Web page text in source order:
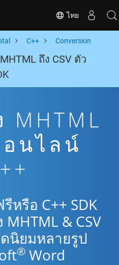
ไทย
C++ Conversion
ถึง CSV ตัว
MHTML
อนไลน์
หรือ C++ SDK
& CSV
นิยมหลายรูป
® Word